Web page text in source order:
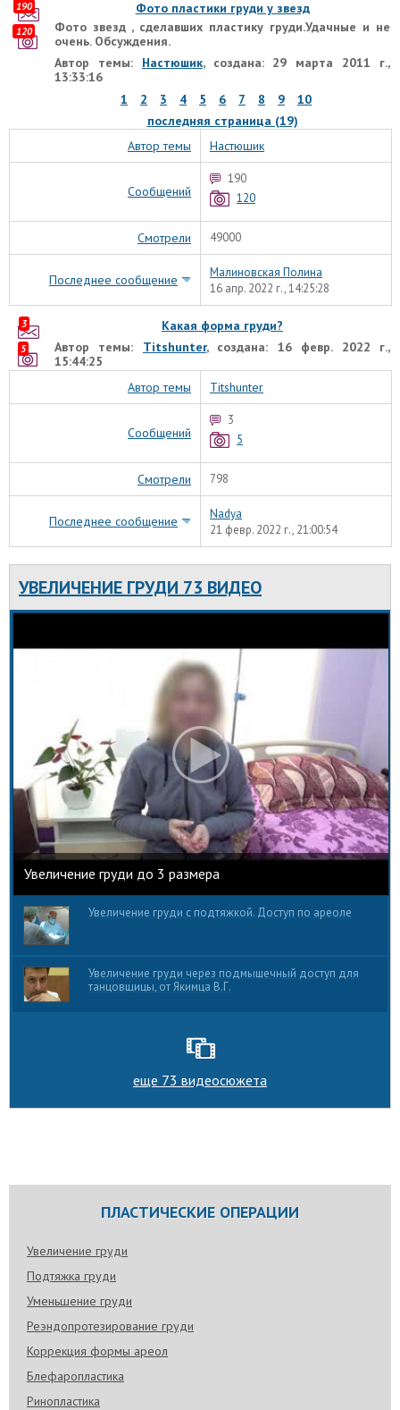
Фото пластики груди у звезд
Фото звезд , сделавших пластику груди.Удачные и не
очень. Обсуждения.
Автор темы: Настюшик, создана: 29 марта 2011 г.,
13:33:16
1
2 3 4 5 6 7 8 9
10
последняя страница (19)
190
120
Автор темы Настюшик
Сообщений
190
120
Смотрели 49000
Последнее сообщение
Малиновская Полина
16 апр. 2022 г., 14:25:28
Какая форма груди?
Автор темы: Titshunter, создана: 16 февр. 2022 г.,
15:44:25
3
5
Автор темы Titshunter
Сообщений
3
5
Смотрели 798
Последнее сообщение
Nadya
21 февр. 2022 г., 21:00:54
УВЕЛИЧЕНИЕ ГРУДИ 73 ВИДЕО
Увеличение груди до 3 размера
Увеличение груди с подтяжкой. Доступ по ареоле
Увеличение груди через подмышечный доступ для
танцовщицы, от Якимца В.Г.
еще 73 видеосюжета
ПЛАСТИЧЕСКИЕ ОПЕРАЦИИ
Увеличение груди
Подтяжка груди
Уменьшение груди
Реэндопротезирование груди
Коррекция формы ареол
Блефаропластика
Ринопластика